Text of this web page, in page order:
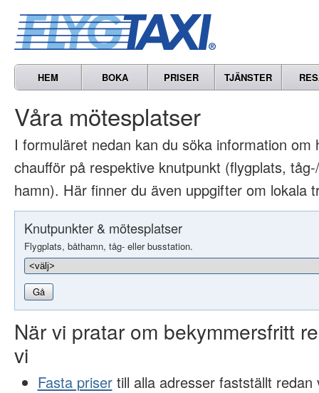
HEM BOKA PRISER TJÄNSTER
Våra mötesplatser
I formuläret nedan kan du söka information om
chaufför på respektive knutpunkt (flygplats,
hamn). Här finner du även uppgifter om lokala
Knutpunkter & mötesplatser
Flygplats, båthamn, tåg- eller busstation.
Gå
När vi pratar om bekymmersfritt
vi
Fasta prisertill alla adresser fastställt redan